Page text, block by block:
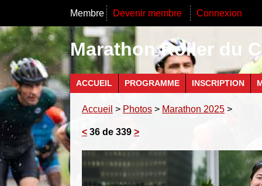
Membre Devenir membre Connexion
Marathon Roller du
ACCUEIL PROGRAMME INSCRIPTION
Accueil > Photos > Marathon 2025 >
< 36 de 339 >